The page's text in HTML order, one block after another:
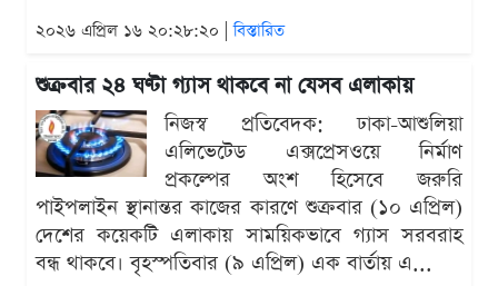
২০২৬ এপ্রিল ১৬ ২০:২৮:২০ |বিস্তারিত
শুক্রবার ২৪ ঘণ্টা গ্যাস থাকবে না যেসব এলাকায়
নিজস্ব প্রতিবেদক: ঢাকা-আশুলিয়া
এলিভেটেড এক্সপ্রেসওয়ে নির্মাণ
প্রকল্পের অংশ হিসেবে জরুরি
পাইপলাইন স্থানান্তর কাজের কারণে শুক্রবার (১০ এপ্রিল)
দেশের কয়েকটি এলাকায় সাময়িকভাবে গ্যাস সরবরাহ
বন্ধ থাকবে। বৃহস্পতিবার (৯ এপ্রিল) এক বার্তায় এ...